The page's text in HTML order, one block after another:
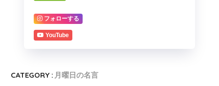
フォローする
YouTube
CATEGORY : 月曜日の名言